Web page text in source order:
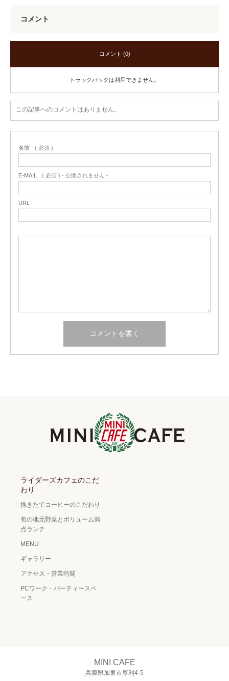
コメント
コメント (0)
トラックバックは利用できません。
この記事へのコメントはありません。
名前 ( 必須 )
E-MAIL ( 必須 ) - 公開されません -
URL
ライダーズカフェのこだ
わり
挽きたてコーヒーのこだわり
旬の地元野菜とボリューム満
点ランチ
MENU
ギャラリー
アクセス・営業時間
PCワーク・パーティースペ
ース
MINI CAFE
兵庫県加東市厚利4-5